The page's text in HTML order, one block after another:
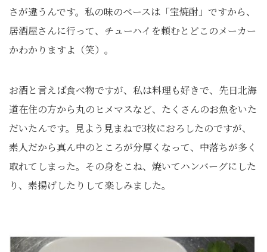
さが違うんです。私の味のベースは「宝焼酎」ですから、
居酒屋さんに行って、チューハイを頼むとどこのメーカー
かわかりますよ（笑）。
お酒と言えば食べ物ですが、私は料理も好きで、先日北海
道在住の方から丸のヒメマスなど、たくさんのお魚をいた
だいたんです。見よう見まねで3枚におろしたのですが、
素人だから真ん中のところが分厚くなって、中落ちが多く
取れてしまった。その身をこね、焼いてハンバーグにした
り、素揚げしたりして楽しみました。